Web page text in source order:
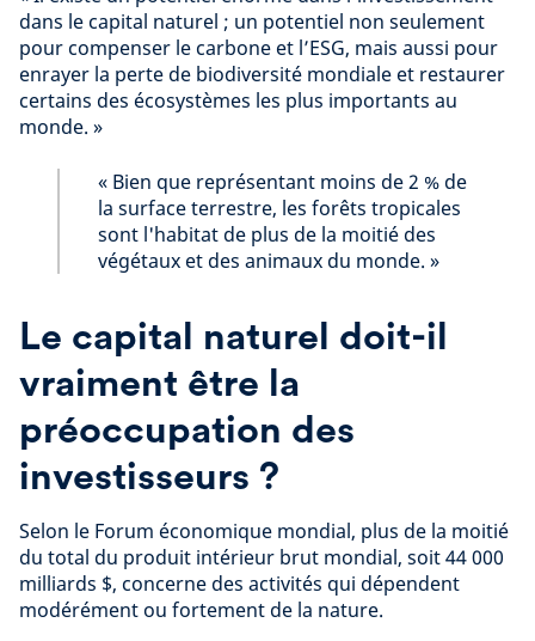
dans le capital naturel ; un potentiel non seulement
pour compenser le carbone et l’ESG, mais aussi pour
enrayer la perte de biodiversité mondiale et restaurer
certains des écosystèmes les plus importants au
monde. »
« Bien que représentant moins de 2 % de
la surface terrestre, les forêts tropicales
sont l'habitat de plus de la moitié des
végétaux et des animaux du monde. »
Le capital naturel doit-il
vraiment être la
préoccupation des
investisseurs ?
Selon le Forum économique mondial, plus de la moitié
du total du produit intérieur brut mondial, soit 44 000
milliards $, concerne des activités qui dépendent
modérément ou fortement de la nature.